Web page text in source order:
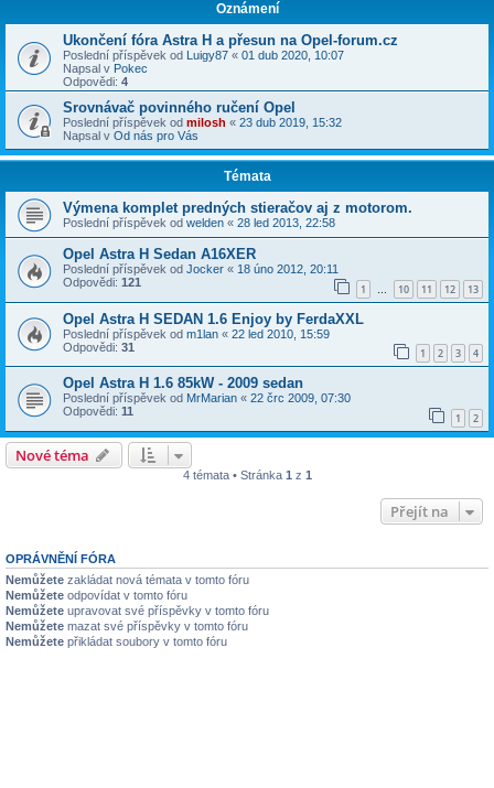
Oznámení
Ukončení fóra Astra H a přesun na Opel-forum.cz
Poslední příspěvek od Luigy87 « 01 dub 2020, 10:07
Napsal v Pokec
Odpovědi: 4
Srovnávač povinného ručení Opel
Poslední příspěvek od milosh « 23 dub 2019, 15:32
Napsal v Od nás pro Vás
Témata
Výmena komplet predných stieračov aj z motorom.
Poslední příspěvek od welden « 28 led 2013, 22:58
Opel Astra H Sedan A16XER
Poslední příspěvek od Jocker « 18 úno 2012, 20:11
Odpovědi: 121 1 … 10 11 12 13
Opel Astra H SEDAN 1.6 Enjoy by FerdaXXL
Poslední příspěvek od m1lan « 22 led 2010, 15:59
Odpovědi: 31 1 2 3 4
Opel Astra H 1.6 85kW - 2009 sedan
Poslední příspěvek od MrMarian « 22 črc 2009, 07:30
Odpovědi: 11 1 2
Nové téma
4 témata • Stránka 1 z 1
Přejít na
OPRÁVNĚNÍ FÓRA
Nemůžete zakládat nová témata v tomto fóru
Nemůžete odpovídat v tomto fóru
Nemůžete upravovat své příspěvky v tomto fóru
Nemůžete mazat své příspěvky v tomto fóru
Nemůžete přikládat soubory v tomto fóru